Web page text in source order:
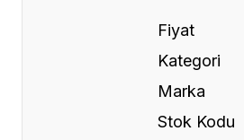
Fiyat
Kategori
Marka
Stok Kodu